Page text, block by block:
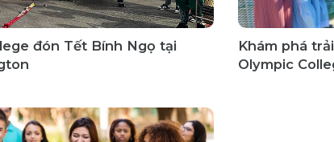
đón Tết Bính Ngọ tại
Khám phá
Olympic